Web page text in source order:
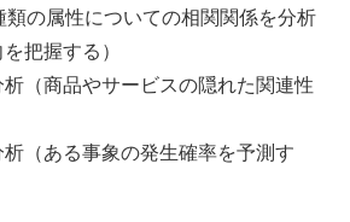
の属性についての相関関係を分析
把握する）
（商品やサービスの隠れた関連性
（ある事象の発生確率を予測す